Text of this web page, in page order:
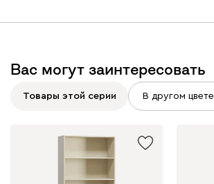
Вас могут заинтересовать
Товары этой серии В другом цвете